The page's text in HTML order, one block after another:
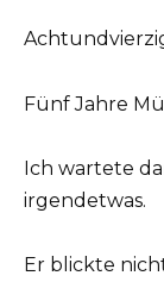
Fünf Jahre
Ich wartete
irgendetwas.
Er blickte